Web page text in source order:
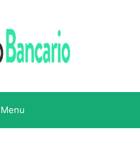
Menu